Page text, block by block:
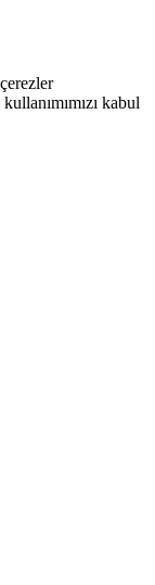
kabul